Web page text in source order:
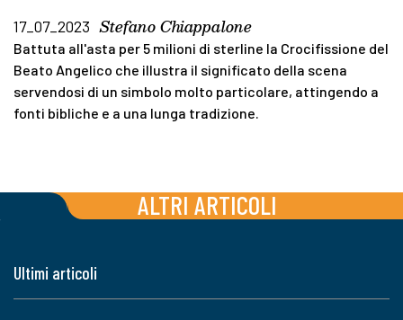
17_07_2023 Stefano Chiappalone
Battuta all'asta per 5 milioni di sterline la Crocifissione del
Beato Angelico che illustra il significato della scena
servendosi di un simbolo molto particolare, attingendo a
fonti bibliche e a una lunga tradizione.
ALTRI ARTICOLI
Ultimi articoli